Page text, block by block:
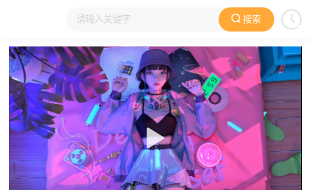
搜索
大家在看 日本动漫 国产动漫 欧美动漫 动漫电影